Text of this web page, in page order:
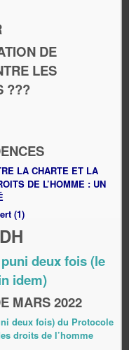
DE
LES
???
LA CHARTE ET LA
DE L’HOMME : UN
(1)
deux fois (le
idem)
MARS 2022
deux fois) du Protocole
droits de l’homme